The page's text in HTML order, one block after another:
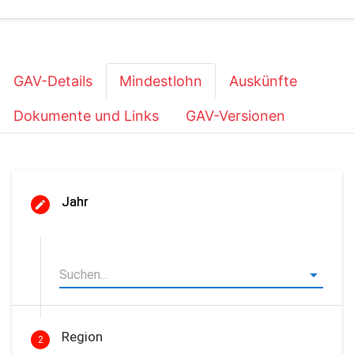
GAV-Details Mindestlohn Auskünfte
Dokumente und Links GAV-Versionen
Jahr
2 Region